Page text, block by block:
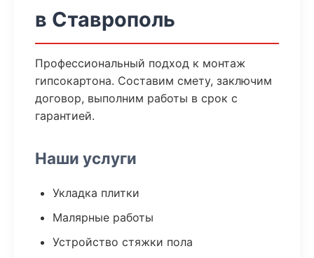
в Ставрополь
Профессиональный подход к монтаж
гипсокартона. Составим смету, заключим
договор, выполним работы в срок с
гарантией.
Наши услуги
Укладка плитки
Малярные работы
Устройство стяжки пола